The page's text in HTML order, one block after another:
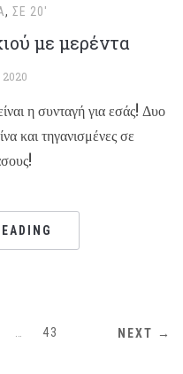
, ΣΕ 20'
με μερέντα
2020
η συνταγή για εσάς! Δυο
και τηγανισμένες σε
43 NEXT →